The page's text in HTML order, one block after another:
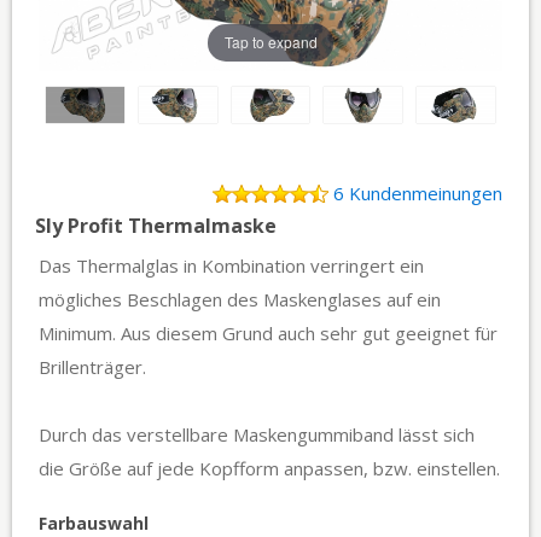
Tap to expand
6 Kundenmeinungen
Sly Profit Thermalmaske
Das Thermalglas in Kombination verringert ein
mögliches Beschlagen des Maskenglases auf ein
Minimum. Aus diesem Grund auch sehr gut geeignet für
Brillenträger.
Durch das verstellbare Maskengummiband lässt sich
die Größe auf jede Kopfform anpassen, bzw. einstellen.
Farbauswahl